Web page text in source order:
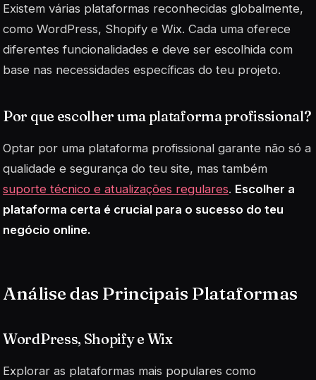
Existem várias plataformas reconhecidas globalmente,
como WordPress, Shopify e Wix. Cada uma oferece
diferentes funcionalidades e deve ser escolhida com
base nas necessidades específicas do teu projeto.
Por que escolher uma plataforma profissional?
Optar por uma plataforma profissional garante não só a
qualidade e segurança do teu site, mas também
suporte técnico e atualizações regulares. Escolher a
plataforma certa é crucial para o sucesso do teu
negócio online.
Análise das Principais Plataformas
WordPress, Shopify e Wix
Explorar as plataformas mais populares como